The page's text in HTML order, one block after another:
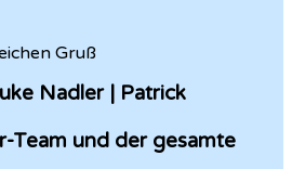
Gruß
Nadler | Patrick
Team und der gesamte